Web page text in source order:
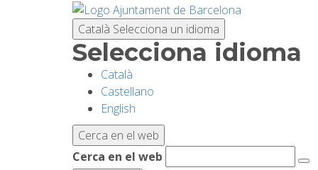
Català Selecciona un idioma
Selecciona idioma
Català
Castellano
English
Cerca en el web
Cerca en el web